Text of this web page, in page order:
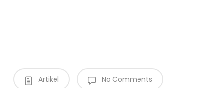
Artikel No Comments